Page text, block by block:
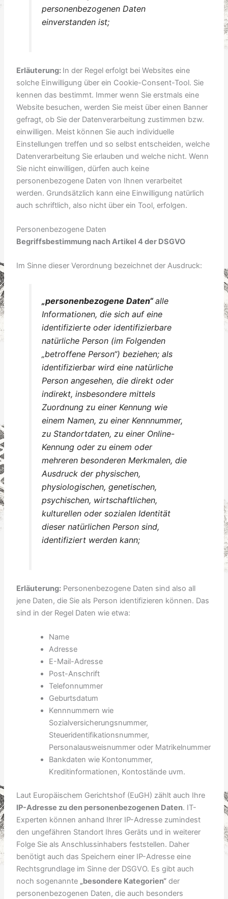
personenbezogenen Daten
einverstanden ist;
Erläuterung: In der Regel erfolgt bei Websites eine
solche Einwilligung über ein Cookie-Consent-Tool. Sie
kennen das bestimmt. Immer wenn Sie erstmals eine
Website besuchen, werden Sie meist über einen Banner
gefragt, ob Sie der Datenverarbeitung zustimmen bzw.
einwilligen. Meist können Sie auch individuelle
Einstellungen treffen und so selbst entscheiden, welche
Datenverarbeitung Sie erlauben und welche nicht. Wenn
Sie nicht einwilligen, dürfen auch keine
personenbezogene Daten von Ihnen verarbeitet
werden. Grundsätzlich kann eine Einwilligung natürlich
auch schriftlich, also nicht über ein Tool, erfolgen.
Personenbezogene Daten
Begriffsbestimmung nach Artikel 4 der DSGVO
Im Sinne dieser Verordnung bezeichnet der Ausdruck:
„personenbezogene Daten“ alle
Informationen, die sich auf eine
identifizierte oder identifizierbare
natürliche Person (im Folgenden
„betroffene Person“) beziehen; als
identifizierbar wird eine natürliche
Person angesehen, die direkt oder
indirekt, insbesondere mittels
Zuordnung zu einer Kennung wie
einem Namen, zu einer Kennnummer,
zu Standortdaten, zu einer Online-
Kennung oder zu einem oder
mehreren besonderen Merkmalen, die
Ausdruck der physischen,
physiologischen, genetischen,
psychischen, wirtschaftlichen,
kulturellen oder sozialen Identität
dieser natürlichen Person sind,
identifiziert werden kann;
Erläuterung: Personenbezogene Daten sind also all
jene Daten, die Sie als Person identifizieren können. Das
sind in der Regel Daten wie etwa:
Name
Adresse
E-Mail-Adresse
Post-Anschrift
Telefonnummer
Geburtsdatum
Kennnummern wie
Sozialversicherungsnummer,
Steueridentifikationsnummer,
Personalausweisnummer oder Matrikelnummer
Bankdaten wie Kontonummer,
Kreditinformationen, Kontostände uvm.
Laut Europäischem Gerichtshof (EuGH) zählt auch Ihre
IP-Adresse zu den personenbezogenen Daten. IT-
Experten können anhand Ihrer IP-Adresse zumindest
den ungefähren Standort Ihres Geräts und in weiterer
Folge Sie als Anschlussinhabers feststellen. Daher
benötigt auch das Speichern einer IP-Adresse eine
Rechtsgrundlage im Sinne der DSGVO. Es gibt auch
noch sogenannte „besondere Kategorien“ der
personenbezogenen Daten, die auch besonders